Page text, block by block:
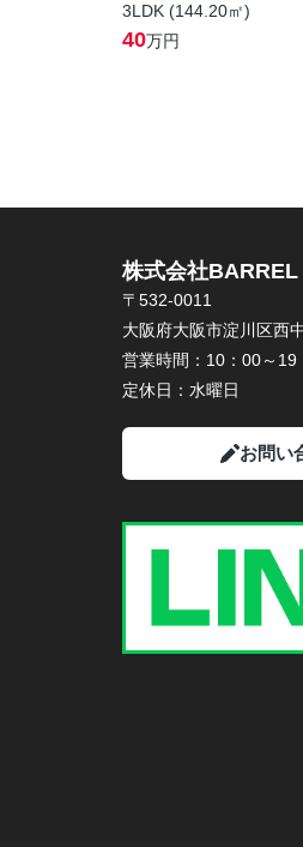
3LDK (144.20㎡)
40万円
株式会社BARREL
〒532-0011
大阪府大阪市淀川区西
営業時間： 10：00～19
定休日： 水曜日
お問い